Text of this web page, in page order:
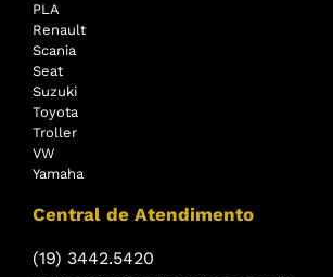
PLA
Renault
Scania
Seat
Suzuki
Toyota
Troller
VW
Yamaha
Central de Atendimento
(19) 3442.5420